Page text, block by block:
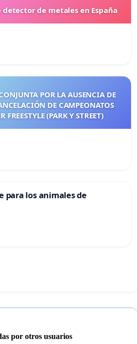
detector de metales en España
POR LA AUSENCIA DE
DE CAMPEONATOS
FREESTYLE (PARK Y STREET)
para los animales de
por otros usuarios